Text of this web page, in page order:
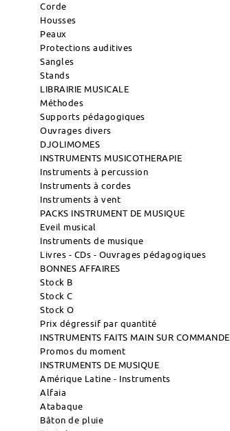
Corde
Housses
Peaux
Protections auditives
Sangles
Stands
LIBRAIRIE MUSICALE
Méthodes
Supports pédagogiques
Ouvrages divers
DJOLIMOMES
INSTRUMENTS MUSICOTHERAPIE
Instruments à percussion
Instruments à cordes
Instruments à vent
PACKS INSTRUMENT DE MUSIQUE
Eveil musical
Instruments de musique
Livres - CDs - Ouvrages pédagogiques
BONNES AFFAIRES
Stock B
Stock C
Stock O
Prix dégressif par quantité
INSTRUMENTS FAITS MAIN SUR COMMANDE
Promos du moment
INSTRUMENTS DE MUSIQUE
Amérique Latine - Instruments
Alfaia
Atabaque
Bâton de pluie